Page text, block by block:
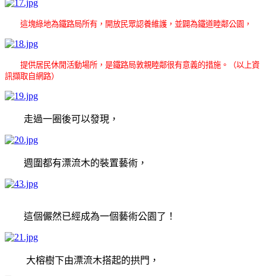
這塊綠地為鐵路局所有，開放民眾認養維護，並闢為鐵道睦鄰公園，
提供居民休閒活動場所，是鐵路局敦親睦鄰很有意義的措施。（以上資
訊擷取自網路）
走過一圈後可以發現，
週圍都有漂流木的裝置藝術，
這個儼然已經成為一個藝術公園了！
大榕樹下由漂流木搭起的拱門，